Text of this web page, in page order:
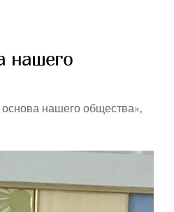
нашего
нашего общества»,